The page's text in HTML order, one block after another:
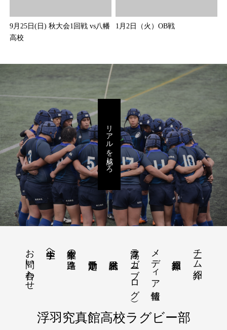
9月25日(日) 秋大会1回戦 vs八幡
高校
1月2日（火）OB戦
リアルを感じろ
チーム紹介
メディア情報
浮高ラガー（ブログ）
卒業生の進路
中学生へ
お問い合わせ
浮羽究真館高校ラグビー部